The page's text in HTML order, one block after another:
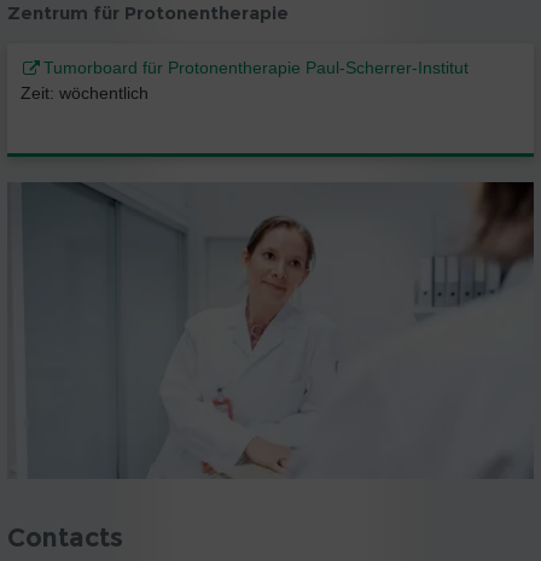
Zentrum für Protonentherapie
Tumorboard für Protonentherapie Paul-Scherrer-Institut
Zeit: wöchentlich
Contacts